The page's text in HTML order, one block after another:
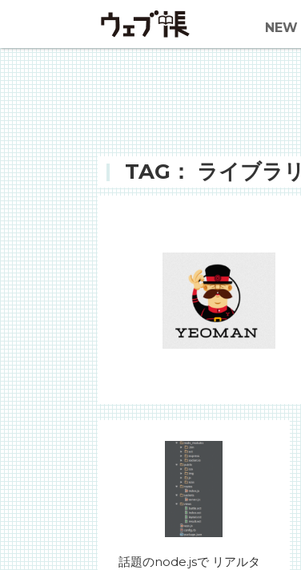
NEW
TAG： ライブラリ
話題のnode.jsで リアルタ